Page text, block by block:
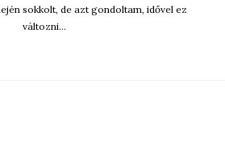
sokkolt, de azt gondoltam, idővel ez
változni…